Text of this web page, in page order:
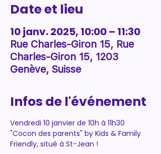
Date et lieu
10 janv. 2025, 10:00 – 11:30
Rue Charles-Giron 15, Rue
Charles-Giron 15, 1203
Genève, Suisse
Infos de l'événement
Vendredi 10 janvier de 10h à 11h30
"Cocon des parents" by Kids & Family
Friendly, situé à St-Jean !